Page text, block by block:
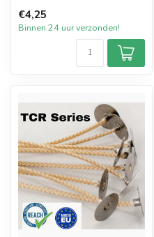
verpakt per 2...
€4,25
Binnen 24 uur verzonden!